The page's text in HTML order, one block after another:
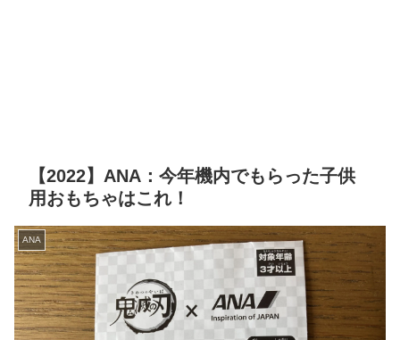
【2022】ANA：今年機内でもらった子供
用おもちゃはこれ！
ANA